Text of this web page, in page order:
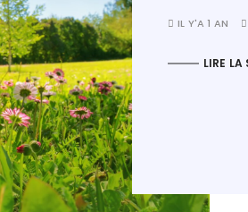
:5MINUTES